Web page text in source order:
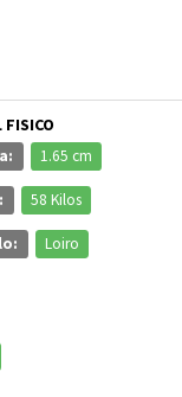
FISICO
1.65 cm
58 Kilos
Loiro